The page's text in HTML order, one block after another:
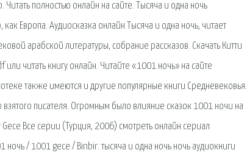
полностью онлайн на сайте. Тысяча и одна ночь
Европа. Аудиосказка онлайн Тысяча и одна ночь, читает
арабской литературы, собрание рассказов. Скачать Китти
читать книгу онлайн. Читайте «1001 ночь» на сайте
также имеются и другие популярные книги Средневековья.
писателя. Огромным было влияние сказок 1001 ночи на
Все серии (Турция, 2006) смотреть онлайн сериал
ночь / 1001 gece / Binbir. тысяча и одна ночь ночь аудиокниги